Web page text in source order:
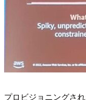
プロビジョニングさ